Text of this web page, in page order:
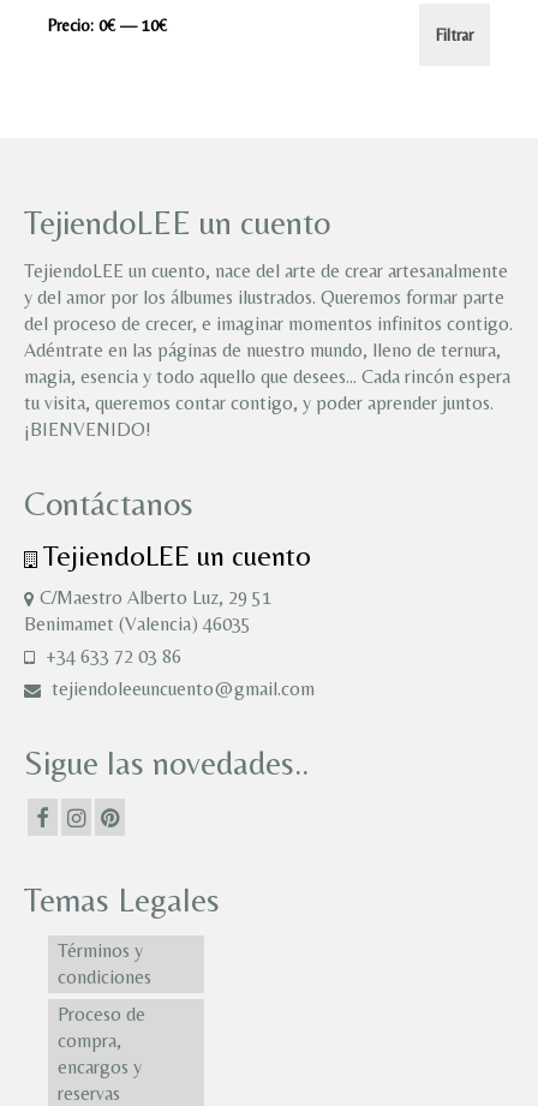
Precio
Precio
Filtrar
Precio: 0€ —10€
TejiendoLEE un cuento
TejiendoLEE un cuento, nace del arte de crear artesanalmente
y del amor por los álbumes ilustrados. Queremos formar parte
del proceso de crecer, e imaginar momentos infinitos contigo.
Adéntrate en las páginas de nuestro mundo, lleno de ternura,
magia, esencia y todo aquello que desees… Cada rincón espera
tu visita, queremos contar contigo, y poder aprender juntos.
¡BIENVENIDO!
Contáctanos
TejiendoLEE un cuento
C/Maestro Alberto Luz, 29 51
Benimamet (Valencia) 46035
+34 633 72 03 86
tejiendoleeuncuento@gmail.com
Sigue las novedades..
Temas Legales
Términos y
condiciones
Proceso de
compra,
encargos y
reservas